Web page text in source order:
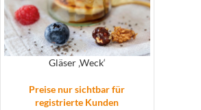
Gläser ‚Weck‘
Preise nur sichtbar für
registrierte Kunden